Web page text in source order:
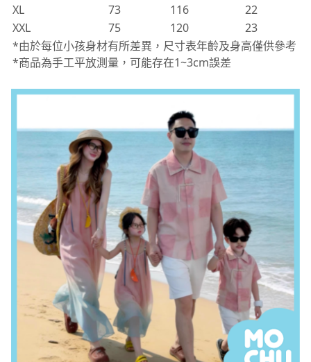
XL
73 116
22
XXL
75 120
23
*由於每位小孩身材有所差異，尺寸表年齡及身高僅供參考
*商品為手工平放測量，可能存在1~3cm誤差